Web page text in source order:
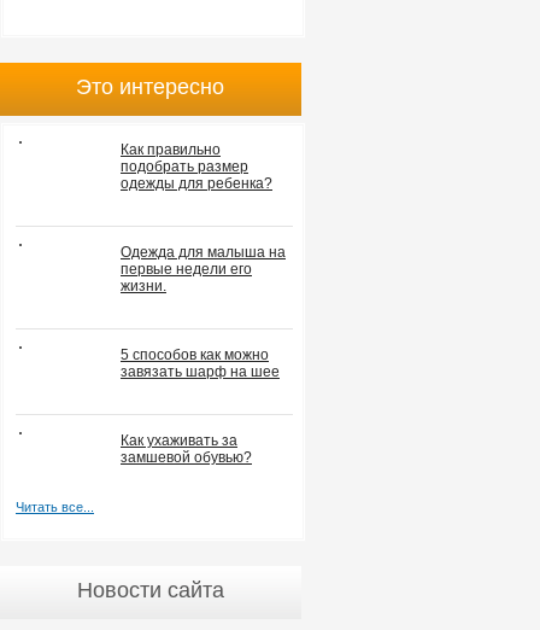
Это интересно
Как правильно
подобрать размер
одежды для ребенка?
Одежда для малыша на
первые недели его
жизни.
5 способов как можно
завязать шарф на шее
Как ухаживать за
замшевой обувью?
Читать все...
Новости сайта